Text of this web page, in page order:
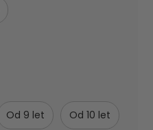
Od 9 let Od 10 let